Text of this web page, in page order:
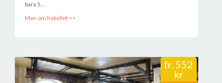
bara 5...
Mer om hotellet >>
fr.552
kr